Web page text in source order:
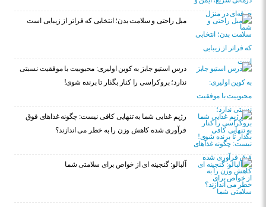
مبل راحتی و سلامت بدن؛ انتخابی که فراتر از زیبایی است
درس استیو جابز به کوین اولیری: محبوبیت با موفقیت نسبتی
ندارد؛ بروکراسی را کنار بگذار تا برنده شوی!
رژیم غذایی شما به تنهایی کافی نیست: چگونه غذاهای فوق
فرآوری شده کاهش وزن را به خطر می اندازند؟
آلبالو: گنجینه ای از خواص برای سلامتی شما